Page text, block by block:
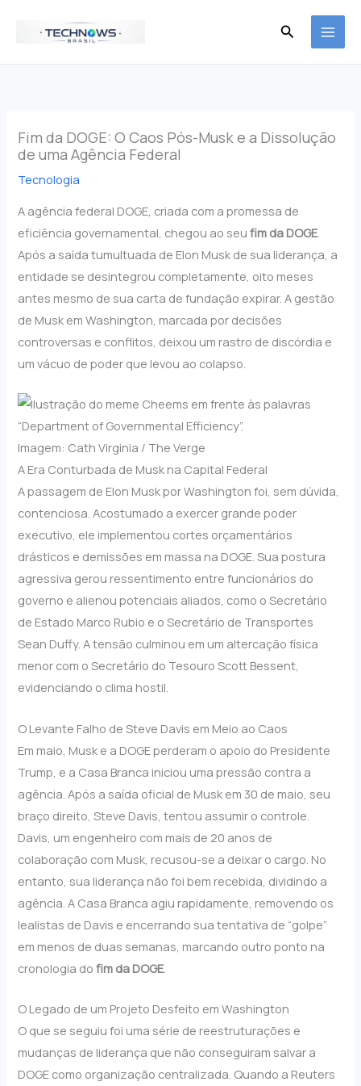
Pesquisar
Fim da DOGE: O Caos Pós-Musk e a Dissolução
de uma Agência Federal
Tecnologia
A agência federal DOGE, criada com a promessa de
eficiência governamental, chegou ao seufim da DOGE
Após a saída tumultuada de Elon Musk de sua liderança, a
entidade se desintegrou completamente, oito meses
antes mesmo de sua carta de fundação expirar. A gestão
de Musk em Washington, marcada por decisões
controversas e conflitos, deixou um rastro de discórdia e
um vácuo de poder que levou ao colapso.
Imagem: Cath Virginia / The Verge
A Era Conturbada de Musk na Capital Federal
A passagem de Elon Musk por Washington foi, sem dúvida,
contenciosa. Acostumado a exercer grande poder
executivo, ele implementou cortes orçamentários
drásticos e demissões em massa na DOGE. Sua postura
agressiva gerou ressentimento entre funcionários do
governo e alienou potenciais aliados, como o Secretário
de Estado Marco Rubio e o Secretário de Transportes
Sean Duffy. A tensão culminou em um altercação física
menor com o Secretário do Tesouro Scott Bessent,
evidenciando o clima hostil.
O Levante Falho de Steve Davis em Meio ao Caos
Em maio, Musk e a DOGE perderam o apoio do Presidente
Trump, e a Casa Branca iniciou uma pressão contra a
agência. Após a saída oficial de Musk em 30 de maio, seu
braço direito, Steve Davis, tentou assumir o controle.
Davis, um engenheiro com mais de 20 anos de
colaboração com Musk, recusou-se a deixar o cargo. No
entanto, sua liderança não foi bem recebida, dividindo a
agência. A Casa Branca agiu rapidamente, removendo os
lealistas de Davis e encerrando sua tentativa de “golpe”
em menos de duas semanas, marcando outro ponto na
cronologia dofim da DOGE
O Legado de um Projeto Desfeito em Washington
O que se seguiu foi uma série de reestruturações e
mudanças de liderança que não conseguiram salvar a
DOGE como organização centralizada. Quando a Reuters